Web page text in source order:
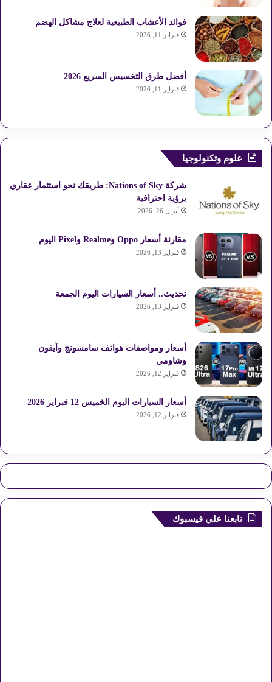
فوائد الأعشاب الطبيعية لعلاج مشاكل الهضم
فبراير 11, 2026
أفضل طرق التخسيس السريع 2026
فبراير 11, 2026
علوم وتكنولوجيا
شركة Nations of Sky: طريقك نحو استثمار عقاري
برؤية احترافية
أبريل 26, 2026
مقارنة أسعار Oppo وRealme وPixel اليوم
فبراير 13, 2026
تحديث.. أسعار السيارات اليوم الجمعة
فبراير 13, 2026
أسعار ومواصفات هواتف سامسونج وآيفون
وشاومي
فبراير 12, 2026
أسعار السيارات اليوم الخميس 12 فبراير 2026
فبراير 12, 2026
تابعنا علي فيسبوك